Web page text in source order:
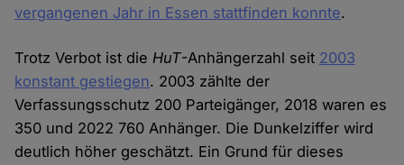
vergangenen Jahr in Essen stattfinden konnte.
Trotz Verbot ist dieHuT-Anhängerzahl seit 2003
konstant gestiegen. 2003 zählte der
Verfassungsschutz 200 Parteigänger, 2018 waren es
350 und 2022 760 Anhänger. Die Dunkelziffer wird
deutlich höher geschätzt. Ein Grund für dieses